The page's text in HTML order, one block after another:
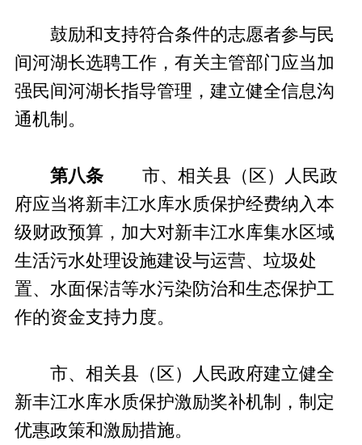
鼓励和支持符合条件的志愿者参与民
间河湖长选聘工作，有关主管部门应当加
强民间河湖长指导管理，建立健全信息沟
通机制。
第八条 市、相关县（区）人民政
府应当将新丰江水库水质保护经费纳入本
级财政预算，加大对新丰江水库集水区域
生活污水处理设施建设与运营、垃圾处
置、水面保洁等水污染防治和生态保护工
作的资金支持力度。
市、相关县（区）人民政府建立健全
新丰江水库水质保护激励奖补机制，制定
优惠政策和激励措施。